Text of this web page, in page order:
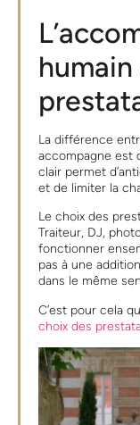
La différence
accompagne est
clair permet
et de limiter la
Le choix des
Traiteur, DJ,
fonctionner
pas à une
dans le même
C’est pour cela
choix des